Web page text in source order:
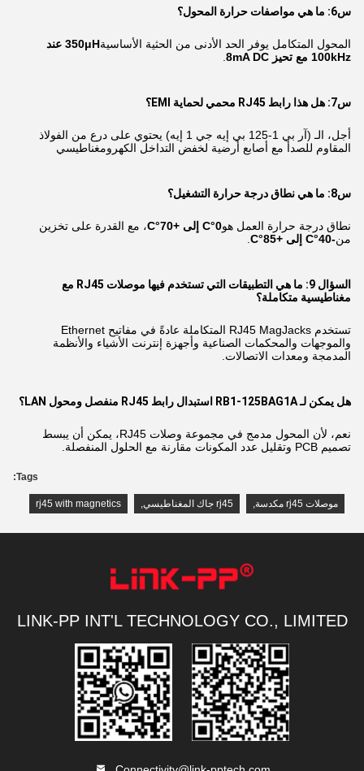
س6: ما هي مواصفات حرارة المحول؟
المحول المتكامل يوفر الحد الأدنى من الحثية الأساسية
350μH عند
100kHz مع تحيز 8mA DC
س7: هل هذا رابط RJ45 محمي لحماية EMI؟
أجل، الـ (آر بي 1-125 بي إيه جي 1 إيه) يحتوي على درع من الفولاذ
المقاوم للصدأ مع أصابع أرضية لخفض التداخل الكهرومغناطيسي
س8: ما هي نطاق درجة حرارة التشغيل؟
نطاق درجة حرارة العمل هو0°C إلى +70°C
، مع القدرة على تخزين
من-40°C إلى +85°C
السؤال 9: ما هي التطبيقات التي تستخدم فيها موصلات RJ45 مع
مغناطيسية متكاملة؟
تستخدم RJ45 MagJacks المتكاملة عادةً في مفاتيح Ethernet
والموجهات والمحكمات الصناعية وأجهزة إنترنت الأشياء والأنظمة
المدمجة ومعدات الاتصالات.
هل يمكن لـ RB1-125BAG1A استبدال رابط RJ45 منفصل ومحول LAN؟
نعم، لأن المحول مدمج في مجموعة وصلات RJ45، يمكن أن يبسط
تصميم PCB وتقليل عدد المكونات مقارنة مع الحلول المنفصلة.
Tags:
موصلات rj45 مكدسة rj45 جاك المغناطيسي rj45 with magnetics
LINK-PP INT'L TECHNOLOGY CO., LIMITED